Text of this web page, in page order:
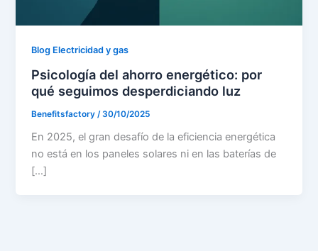
Blog Electricidad y gas
Psicología del ahorro energético: por
qué seguimos desperdiciando luz
Benefitsfactory /30/10/2025
En 2025, el gran desafío de la eficiencia energética
no está en los paneles solares ni en las baterías de
[…]